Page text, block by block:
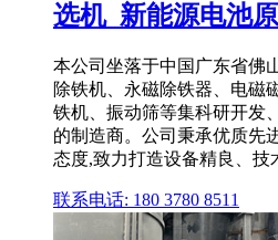
选机_新能源电池
本公司坐落于中国广东省佛
除铁机、永磁除铁器、电磁
铁机、振动筛等集科研开发
的制造商。公司秉承优质先
态度,致力打造设备精良、技
联系电话: 180 3780 8511